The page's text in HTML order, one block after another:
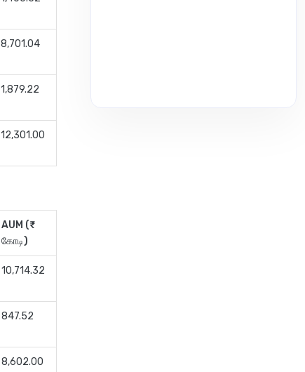
8,701.04
1,879.22
12,301.00
AUM (₹
கோடி)
10,714.32
847.52
8,602.00